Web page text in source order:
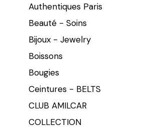
Authentiques Paris
Beauté - Soins
Bijoux - Jewelry
Boissons
Bougies
Ceintures - BELTS
CLUB AMILCAR
COLLECTION